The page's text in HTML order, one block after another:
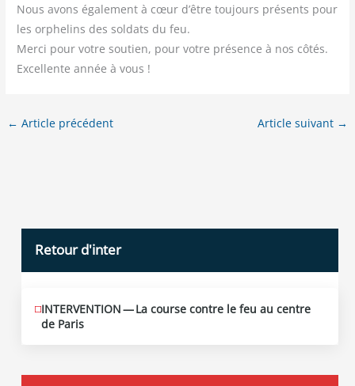
Nous avons également à cœur d’être toujours présents pour
les orphelins des soldats du feu.
Merci pour votre soutien, pour votre présence à nos côtés.
Excellente année à vous !
← Article précédent Article suivant →
Retour d'inter
JUIN
12
INTERVENTION — La course contre le feu au centre
de Paris